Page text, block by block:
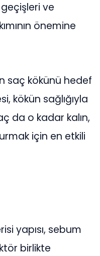
ve
önemine
saç kökünü hedef
kökün sağlığıyla
da o kadar kalın,
için en etkili
yapısı, sebum
birlikte